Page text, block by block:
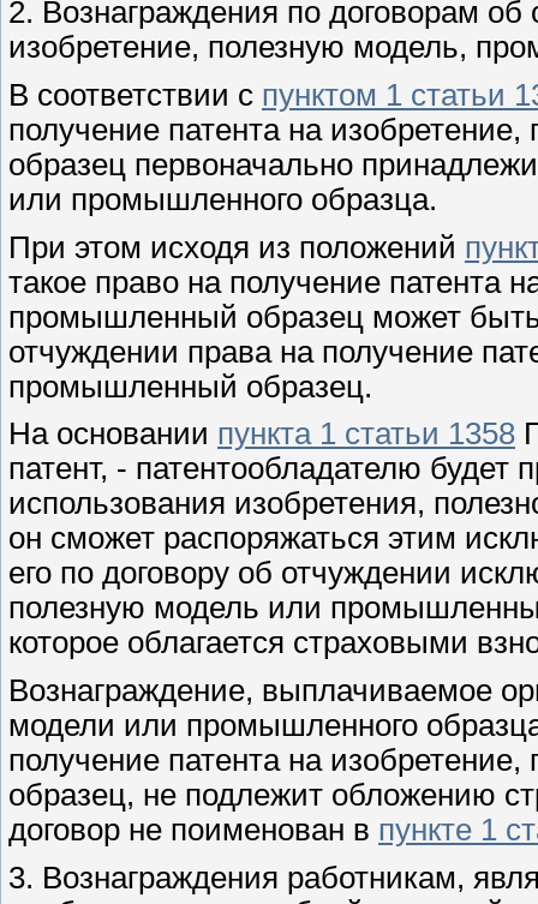
2. Вознаграждения по договорам
изобретение, полезную модель,
В соответствии с пунктом 1 статьи
получение патента на
образец первоначально
или промышленного образца.
При этом исходя из положений
такое право на получение патента
промышленный образец может быть
отчуждении права на получение
промышленный образец.
На основании пункта 1 статьи 1358
патент, - патентообладателю
использования изобретения,
он сможет распоряжаться этим
его по договору об отчуждении
полезную модель или
которое облагается страховыми
Вознаграждение, выплачиваемое
модели или промышленного
получение патента на
образец, не подлежит обложению
договор не поименован в пункте 1
3. Вознаграждения работникам,